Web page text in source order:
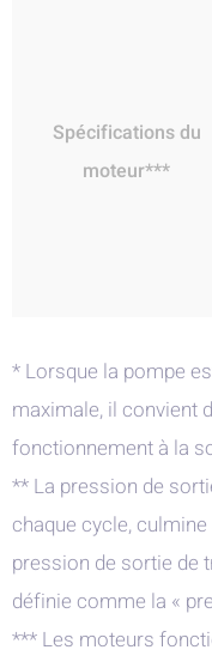
Spécifications du
moteur***
* Lorsque la pompe
maximale, il convient
fonctionnement à la
** La pression de
chaque cycle,
pression de sortie de
définie comme la «
*** Les moteurs